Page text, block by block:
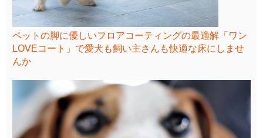
ペットの脚に優しいフロアコーティングの最適解「ワン
LOVEコート」で愛犬も飼い主さんも快適な床にしませ
んか